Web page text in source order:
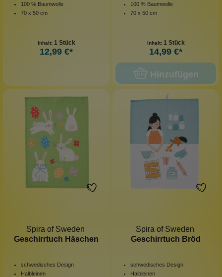
100 % Baumwolle
70 x 50 cm
Inhalt: 1 Stück
12,99 €*
100 % Baumwolle
70 x 50 cm
Inhalt: 1 Stück
14,99 €*
Hinzufügen
Spira of Sweden
Geschirrtuch Häschen
schwedisches Design
Halbleinen
Spira of Sweden
Geschirrtuch Bröd
schwedisches Design
Halbleinen